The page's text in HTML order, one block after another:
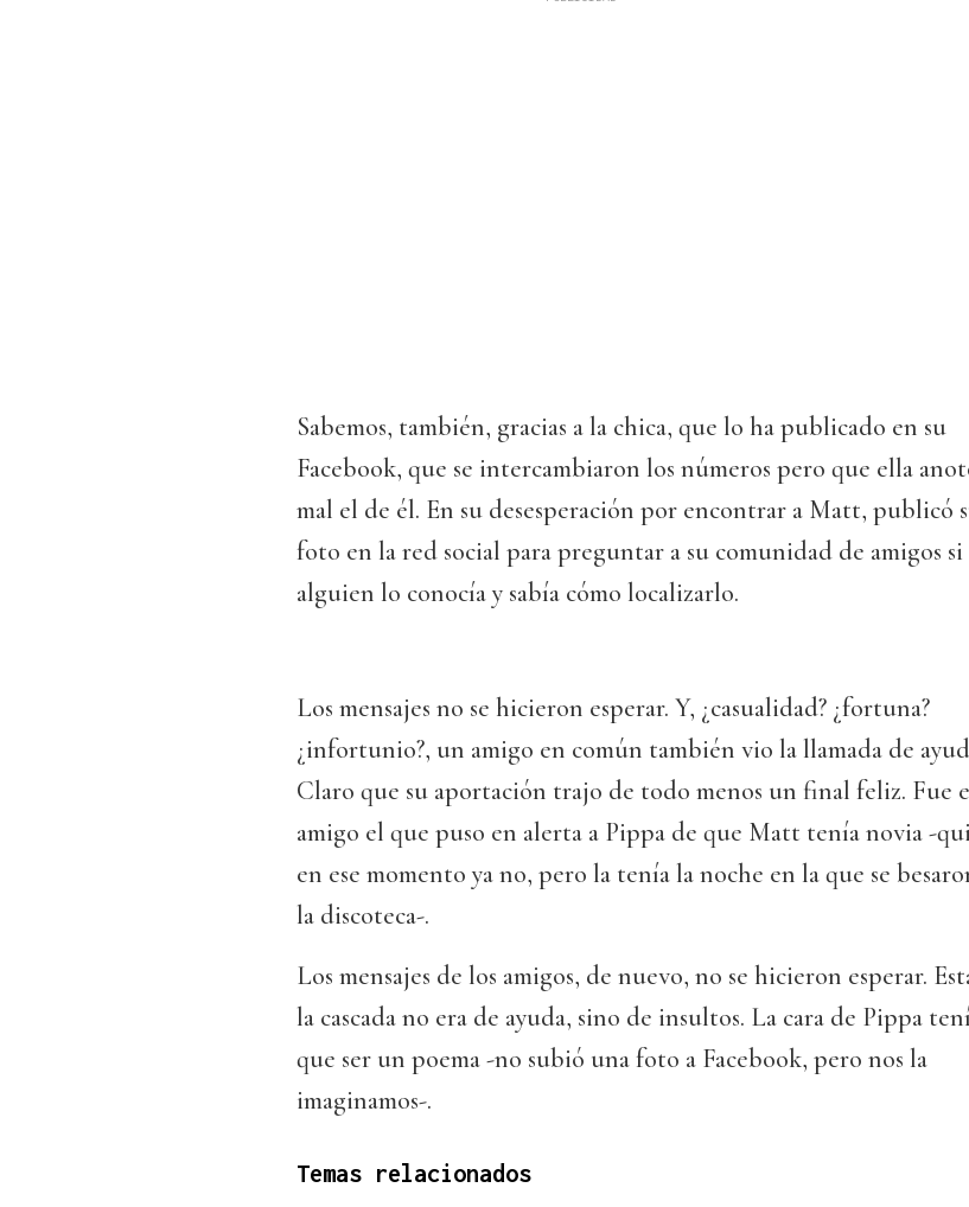
Sabemos, también, gracias a la chica, que lo ha publicado en su
Facebook, que se intercambiaron los números pero que ella
mal el de él. En su desesperación por encontrar a Matt, publicó
foto en la red social para preguntar a su comunidad de amigos si
alguien lo conocía y sabía cómo localizarlo.
Los mensajes no se hicieron esperar. Y, ¿casualidad? ¿fortuna?
¿infortunio?, un amigo en común también vio la llamada de
Claro que su aportación trajo de todo menos un final feliz. Fue
amigo el que puso en alerta a Pippa de que Matt tenía novia -
en ese momento ya no, pero la tenía la noche en la que se
la discoteca-.
Los mensajes de los amigos, de nuevo, no se hicieron esperar.
la cascada no era de ayuda, sino de insultos. La cara de Pippa
que ser un poema -no subió una foto a Facebook, pero nos la
imaginamos-.
Temas relacionados